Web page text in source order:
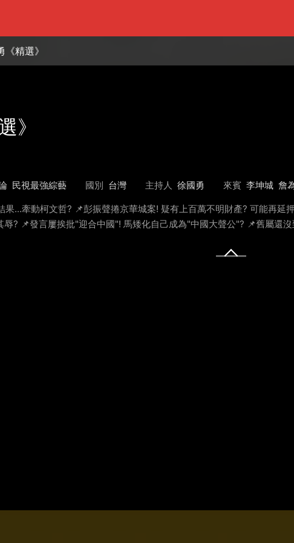
精選》
》
民視最強綜藝 國別 台灣 主持人 徐國勇 來賓 李坤城 詹
果...牽動柯文哲? 📌彭振聲捲京華城案! 疑有上百萬不明財產? 可能再
? 📌發言屢挨批"迎合中國"! 馬矮化自己成為"中國大聲公"? 📌舊屬還